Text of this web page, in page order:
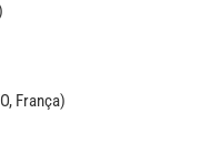
França)